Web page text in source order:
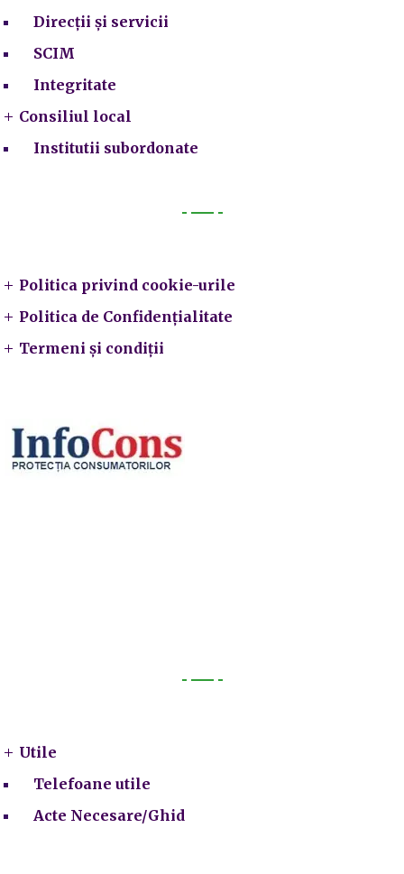
Direcții și servicii
SCIM
Integritate
Consiliul local
Institutii subordonate
Politica privind cookie-urile
Politica de Confidențialitate
Termeni și condiții
Utile
Telefoane utile
Acte Necesare/Ghid